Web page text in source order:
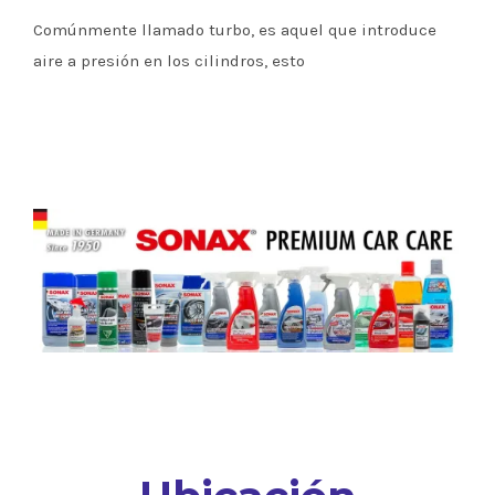
Comúnmente llamado turbo, es aquel que introduce
aire a presión en los cilindros, esto